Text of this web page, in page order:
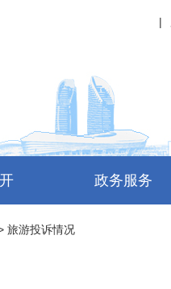
|
政务服务
旅游投诉情况